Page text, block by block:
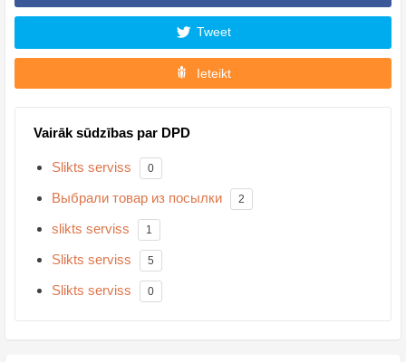
Tweet
Ieteikt
Vairāk sūdzības par DPD
Slikts serviss 0
Выбрали товар из посылки 2
slikts serviss 1
Slikts serviss 5
Slikts serviss 0